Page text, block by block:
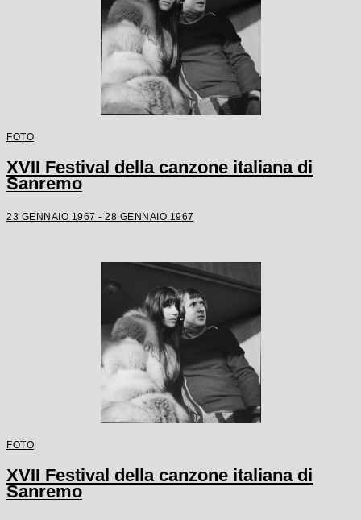
FOTO
XVII Festival della canzone italiana di
Sanremo
23 GENNAIO 1967 - 28 GENNAIO 1967
FOTO
XVII Festival della canzone italiana di
Sanremo